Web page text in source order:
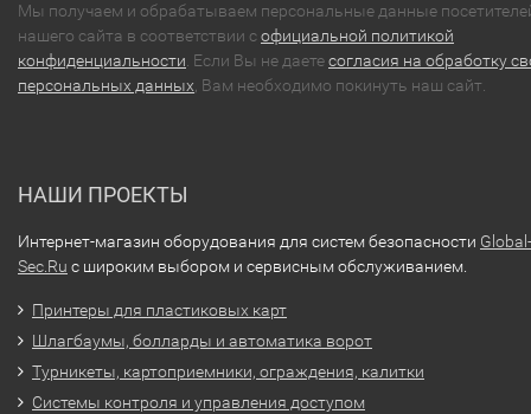
Мы получаем и обрабатываем персональные данные
нашего сайта в соответствии софициальной политикой
конфиденциальности . Если Вы не даетесогласия на обработку
персональных данных , Вам необходимо покинуть наш сайт.
НАШИ ПРОЕКТЫ
Интернет-магазин оборудования для систем безопасности Global-
Sec.Ru с широким выбором и сервисным обслуживанием.
Принтеры для пластиковых карт
Шлагбаумы, болларды и автоматика ворот
Турникеты, картоприемники, ограждения, калитки
Системы контроля и управления доступом